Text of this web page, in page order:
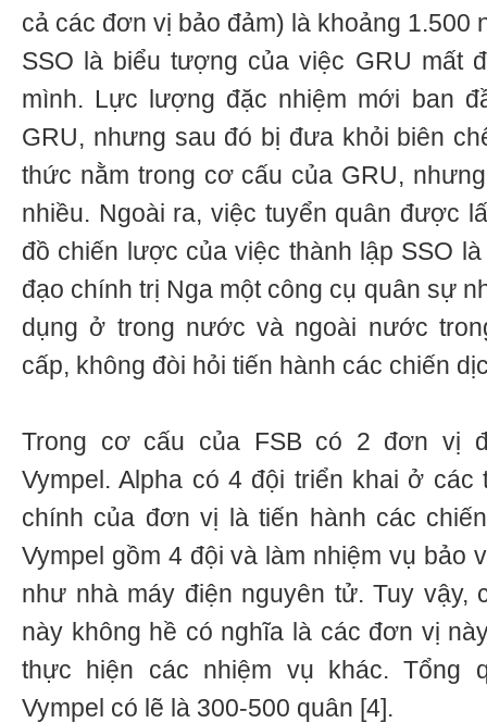
cả các đơn vị bảo đảm) là khoảng 1.500
SSO là biểu tượng của việc GRU mất
mình. Lực lượng đặc nhiệm mới ban
GRU, nhưng sau đó bị đưa khỏi biên
thức nằm trong cơ cấu của GRU,
nhiều. Ngoài ra, việc tuyển quân được
đồ chiến lược của việc thành lập SSO
đạo chính trị Nga một công cụ quân sự
dụng ở trong nước và ngoài nước
cấp, không đòi hỏi tiến hành các chiến
Trong cơ cấu của FSB có 2 đơn vị
Vympel. Alpha có 4 đội triển khai ở các
chính của đơn vị là tiến hành các
Vympel gồm 4 đội và làm nhiệm vụ bảo
như nhà máy điện nguyên tử. Tuy vậy,
này không hề có nghĩa là các đơn vị
thực hiện các nhiệm vụ khác. Tổng
Vympel có lẽ là 300-500 quân [4].